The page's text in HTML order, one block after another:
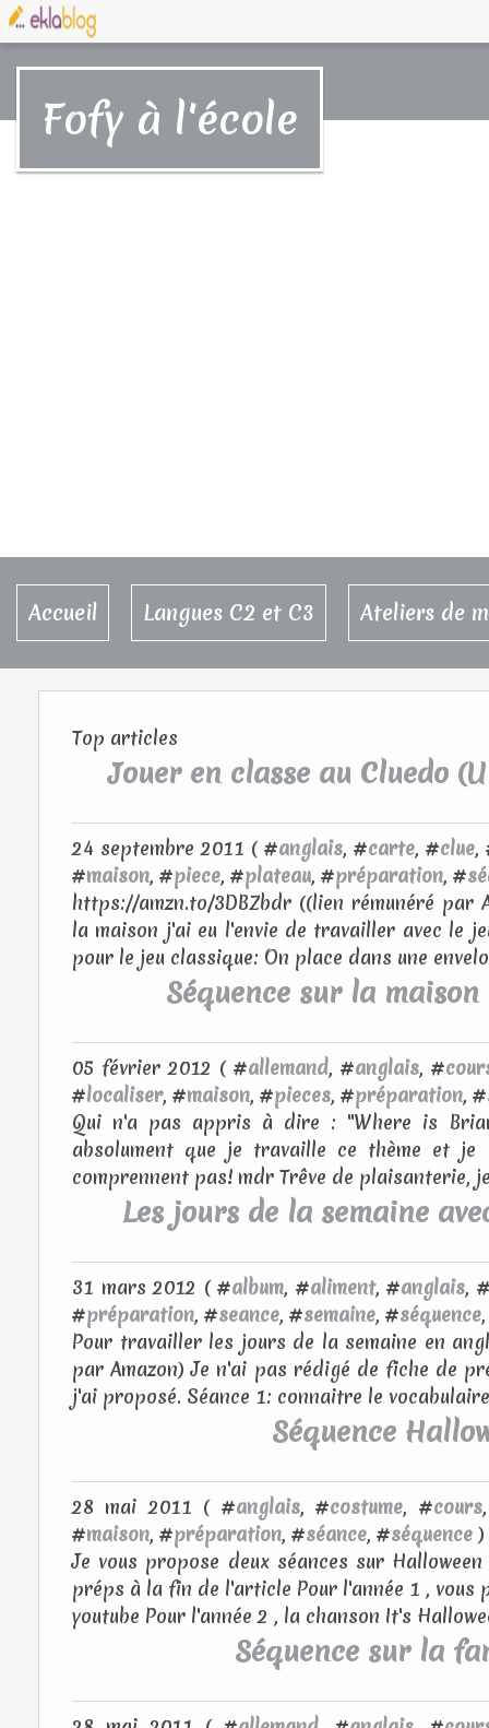
Fofy à l'école
Accueil Langues C2 et C3 Ateliers de
Top articles
Jouer en classe au Cluedo
24 septembre 2011 ( #anglais, #carte, #clue,
#maison, #piece, #plateau, #préparation, #
https://amzn.to/3DBZbdr ((lien rémunéré par
la maison j'ai eu l'envie de travailler avec le
pour le jeu classique: On place dans une
Séquence sur la
05 février 2012 ( #allemand, #anglais, #
#localiser, #maison, #pieces, #préparation, #
Qui n'a pas appris à dire : "Where is
absolument que je travaille ce thème et
comprennent pas! mdr Trêve de plaisanterie,
Les jours de la semaine
31 mars 2012 ( #album, #aliment, #anglais,
#préparation, #seance, #semaine, #séquence
Pour travailler les jours de la semaine en
par Amazon) Je n'ai pas rédigé de fiche de
j'ai proposé. Séance 1: connaitre le
Séquence
28 mai 2011 ( #anglais, #costume, #cours
#maison, #préparation, #séance, #séquence )
Je vous propose deux séances sur
préps à la fin de l'article Pour l'année 1 ,
youtube Pour l'année 2 , la chanson It's
Séquence sur la